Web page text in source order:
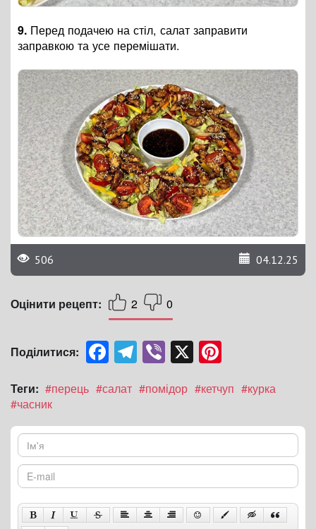
9. Перед подачею на стіл, салат заправити
заправкою та усе перемішати.
506 04.12.25
Оцінити рецепт: 2 0
Поділитися: FacebookTelegramViber X
Теги: #перець #салат #помідор #кетчуп #курка
#часник